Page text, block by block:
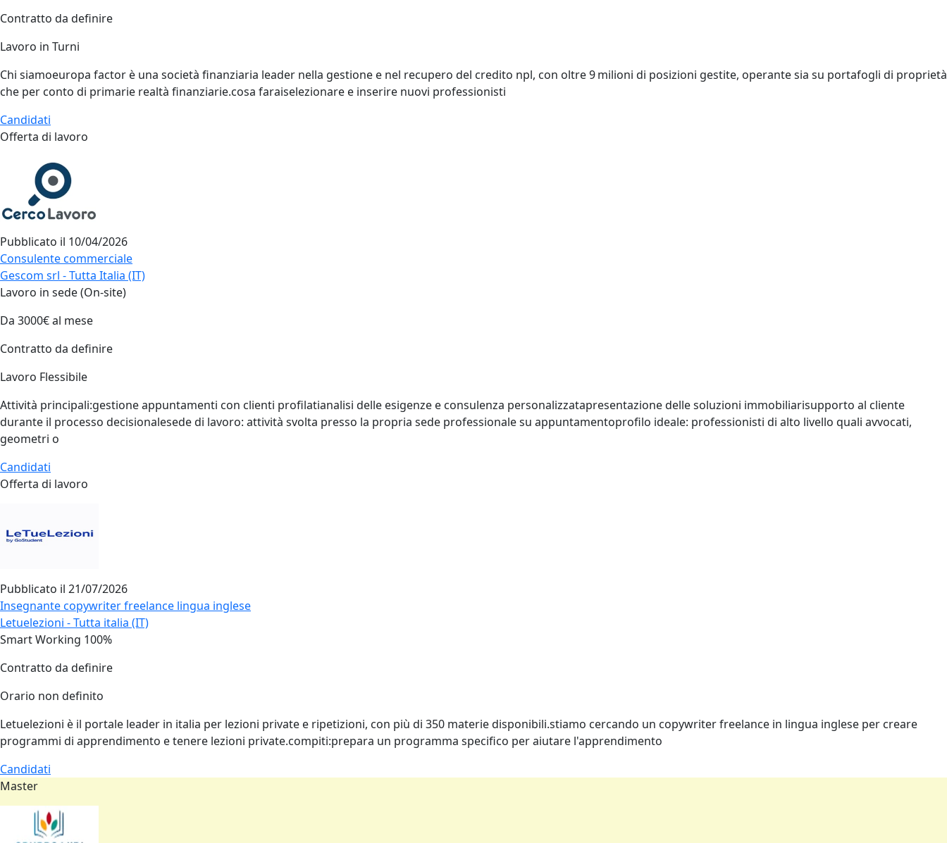
Contratto da definire
Lavoro in Turni
Chi siamoeuropa factor è una società finanziaria leader nella gestione e nel recupero del credito npl, con oltre 9 milioni di posizioni gestite, operante sia su portafogli di proprietà
che per conto di primarie realtà finanziarie.cosa faraiselezionare e inserire nuovi professionisti
Candidati
Offerta di lavoro
Pubblicato il 10/04/2026
Consulente commerciale
Gescom srl - Tutta Italia (IT)
Lavoro in sede (On-site)
Da 3000€ al mese
Contratto da definire
Lavoro Flessibile
Attività principali:gestione appuntamenti con clienti profilatianalisi delle esigenze e consulenza personalizzatapresentazione delle soluzioni immobiliarisupporto al cliente
durante il processo decisionalesede di lavoro: attività svolta presso la propria sede professionale su appuntamentoprofilo ideale: professionisti di alto livello quali avvocati,
geometri o
Candidati
Offerta di lavoro
Pubblicato il 21/07/2026
Insegnante copywriter freelance lingua inglese
Letuelezioni - Tutta italia (IT)
Smart Working 100%
Contratto da definire
Orario non definito
Letuelezioni è il portale leader in italia per lezioni private e ripetizioni, con più di 350 materie disponibili.stiamo cercando un copywriter freelance in lingua inglese per creare
programmi di apprendimento e tenere lezioni private.compiti:prepara un programma specifico per aiutare l'apprendimento
Candidati
Master